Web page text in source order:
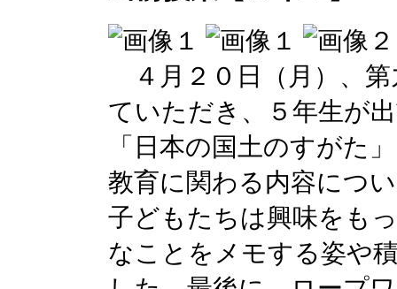
４月２０日（月）、第
ていただき、５年生が
「日本の国土のすがた
教育に関わる内容につ
子どもたちは興味をも
なことをメモする姿や